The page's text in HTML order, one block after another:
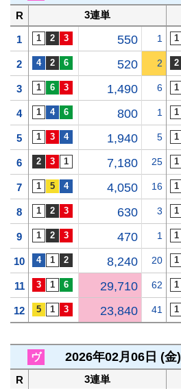
R 3連単
1 550 1
2 520 2
3 1,490 6
4 800 1
5 1,940 5
6 7,180 25
7 4,050 16
8 630 3
9 470 1
10 8,240 20
11 29,710 62
12 23,840 41
ヴ 2026年02月06日 (金)
R 3連単